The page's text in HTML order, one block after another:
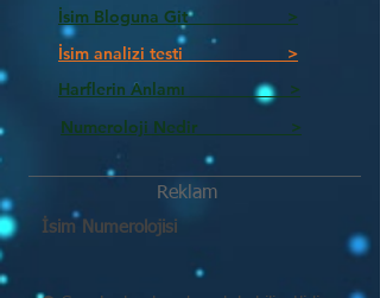
İsim Bloguna Git >
İsim analizi testi >
Harflerin Anlamı >
Numeroloji Nedir_________ >
Reklam
İsim Numerolojisi